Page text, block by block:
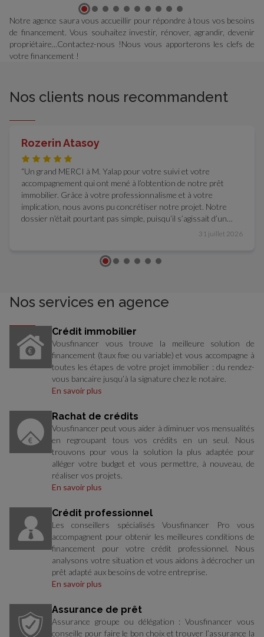
Notre agence saura vous accueillir pour répondre à tous vos besoins
de financement. Vous souhaitez investir, rénover, agrandir, devenir
propriétaire...Contactez-nous !Nous vous apporterons les clefs de
votre financement !
Nos clients nous recommandent
Rozerin Atasoy
31 juillet 2026
Un grand MERCI à M. Yalap pour votre suivi et votre
accompagnement qui ont mené à l’obtention de notre prêt
immobilier. Grâce à votre professionnalisme et à votre
implication, nous avons pu concrétiser notre projet. Notre
dossier n’était pourtant pas simple, puisqu’il s’agissait d’un
et votre réactivité nous ont permis d’être rassurés à chaque
étape du dossier. Merci encore !!
Nos services en agence
Crédit immobilier
Vousfinancer vous trouve la meilleure solution de
financement (taux fixe ou variable) et vous accompagne à
toutes les étapes de votre projet immobilier : du rendez-
vous bancaire jusqu’à la signature chez le notaire.
En savoir plus
Rachat de crédits
Vousfinancer peut vous aider à diminuer vos mensualités
en regroupant tous vos crédits en un seul. Nous
trouvons pour vous la solution la plus adaptée pour
alléger votre budget et vous permettre, à nouveau, de
réaliser vos projets.
En savoir plus
Crédit professionnel
Les conseillers spécialisés Vousfinancer Pro vous
accompagnent pour obtenir les meilleures conditions de
financement pour votre crédit professionnel. Nous
analysons votre situation et vous aidons à décrocher un
prêt adapté aux besoins de votre entreprise.
En savoir plus
Assurance de prêt
Assurance groupe ou délégation : Vousfinancer vous
conseille pour faire le bon choix et trouver l’assurance la